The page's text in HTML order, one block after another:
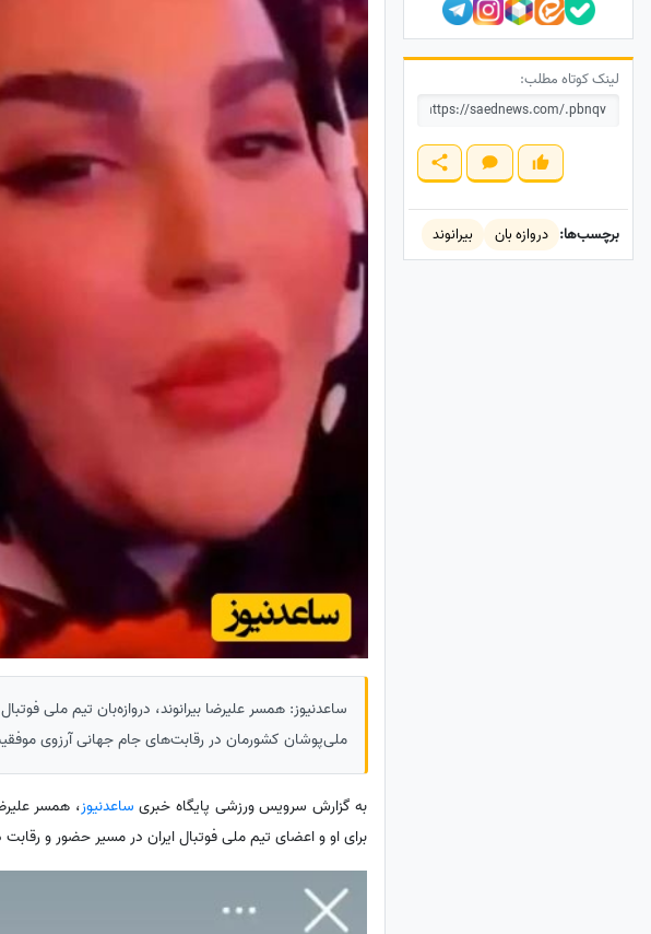
ساعدنیوز: همسر علیرضا بیرانوند، دروازه‌بان تیم ملی
ملی‌پوشان کشورمان در رقابت‌های جام جهانی آرزوی
به گزارش سرویس ورزشی پایگاه خبری ساعدنیوز، همسر
برای او و اعضای تیم ملی فوتبال ایران در مسیر حضور و
لینک کوتاه مطلب:
برچسب‌ها: دروازه بان بیرانوند